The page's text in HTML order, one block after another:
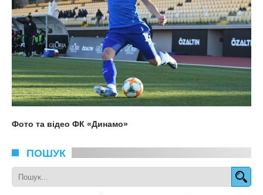
Фото та відео ФК «Динамо»
ПОШУК